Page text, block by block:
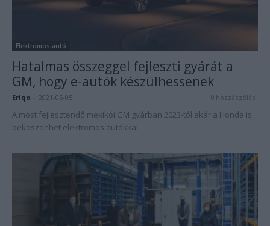
Elektromos autó
Hatalmas összeggel fejleszti gyárát a
GM, hogy e-autók készülhessenek
Eriqo 2021-05-05 0 hozzászólás
A most fejlesztendő mexikói GM gyárban 2023-tól akár a Honda is
beköszönhet elektromos autókkal.